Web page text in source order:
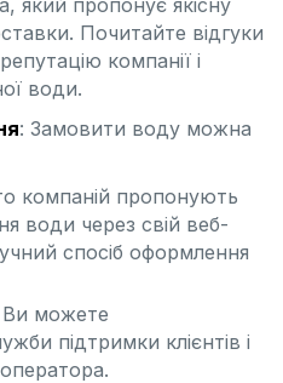
Почитайте відгуки
компанії і
води.
: Замовити воду можна
компаній пропонують
води через свій веб-
спосіб оформлення
Ви можете
підтримки клієнтів і